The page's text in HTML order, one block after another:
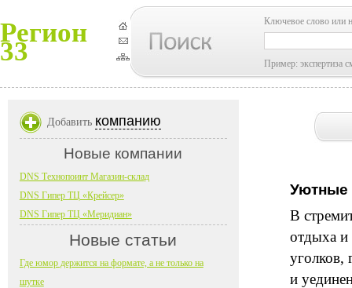
Регион
33
Ключевое слово или
Пример: экспертиза
Уютные
В
отдыха и
уголков,
и
Добавить компанию
Новые компании
DNS Технопоинт Магазин-склад
DNS Гипер ТЦ «Крейсер»
DNS Гипер ТЦ «Меридиан»
Новые статьи
Где юмор держится на формате, а не только на
шутке